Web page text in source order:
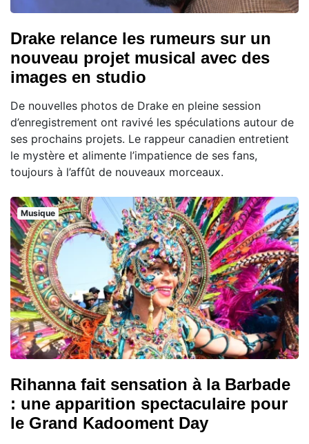
Drake relance les rumeurs sur un
nouveau projet musical avec des
images en studio
De nouvelles photos de Drake en pleine session
d’enregistrement ont ravivé les spéculations autour de
ses prochains projets. Le rappeur canadien entretient
le mystère et alimente l’impatience de ses fans,
toujours à l’affût de nouveaux morceaux.
Musique
Rihanna fait sensation à la Barbade
: une apparition spectaculaire pour
le Grand Kadooment Day